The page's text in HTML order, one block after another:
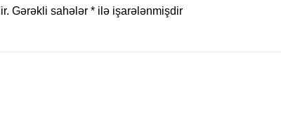
Gərəkli sahələr * ilə işarələnmişdir